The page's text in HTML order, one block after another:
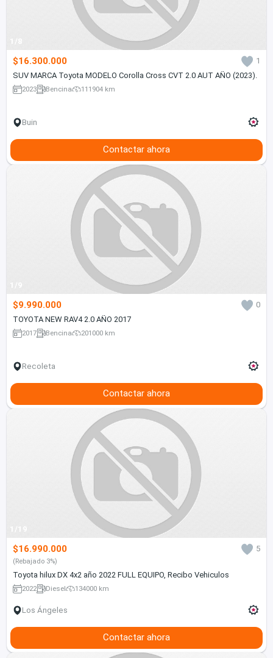
1/8
$16.300.000
1
SUV MARCA Toyota MODELO Corolla Cross CVT 2.0 AUT AÑO (2023).
2023 Bencina 111904 km
Buin
Contactar ahora
1/9
$9.990.000
0
TOYOTA NEW RAV4 2.0 AÑO 2017
2017 Bencina 201000 km
Recoleta
Contactar ahora
1/19
$16.990.000 5
(Rebajado 3%)
Toyota hilux DX 4x2 año 2022 FULL EQUIPO, Recibo Vehiculos
2022 Diesel 134000 km
Los Ángeles
Contactar ahora